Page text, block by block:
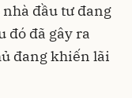
đầu tư đang
đó đã gây ra
đang khiến lãi